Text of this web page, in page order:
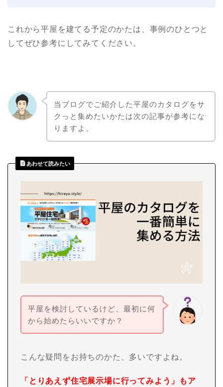
これから平屋を建てる予定のかたは、事例のひとつと
してぜひ参考にしてみてください。
当ブログでご紹介した平屋のカタログをサ
クっと集めたいかたは次の記事が参考にな
りますよ。
あわせて読みたい
平屋を検討しているけど、最初に何
から始めたらいいですか？
こんな疑問をお持ちのかた、多いですよね。
「とりあえず住宅展示場に行ってみよう」もア